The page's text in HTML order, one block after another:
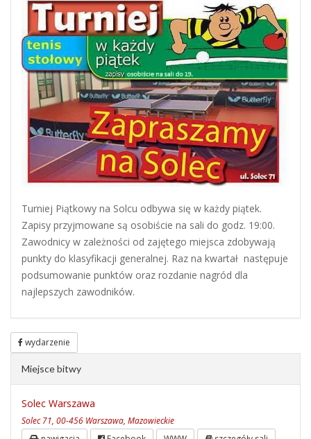
Turniej Piątkowy na Solcu odbywa się w każdy piątek.
Zapisy przyjmowane są osobiście na sali do godz. 19:00.
Zawodnicy w zależności od zajętego miejsca zdobywają
punkty do klasyfikacji generalnej. Raz na kwartał następuje
podsumowanie punktów oraz rozdanie nagród dla
najlepszych zawodników.
wydarzenie
Miejsce bitwy
Solec Warszawa
Solec 71, 00-456 Warszawa, Mazowieckie